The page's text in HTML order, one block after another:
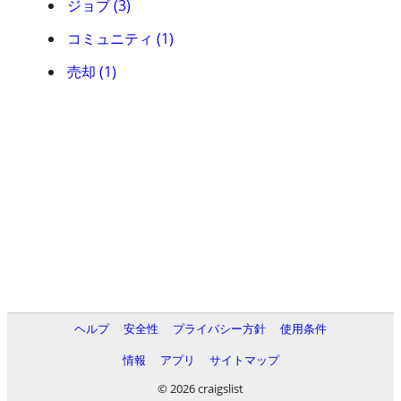
ジョブ (3)
コミュニティ (1)
売却 (1)
ヘルプ 安全性 プライバシー方針
使用条件
情報
アプリ
サイトマップ
© 2026 craigslist